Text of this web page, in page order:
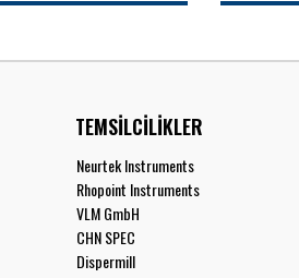
TEMSİLCİLİKLER
Neurtek Instruments
Rhopoint Instruments
VLM GmbH
CHN SPEC
Dispermill